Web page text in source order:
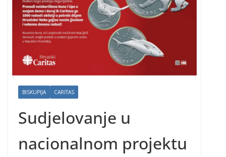
BISKUPIJA CARITAS
Sudjelovanje u
nacionalnom projektu